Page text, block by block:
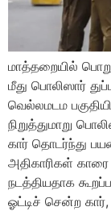
மாத்தறையில்
மீது பொலிஸார்
வெல்லமடம
நிறுத்துமாறு
கார் தொடர்ந்து
அதிகாரிகள் காரை
நடத்தியதாக
ஓட்டிச் சென்ற